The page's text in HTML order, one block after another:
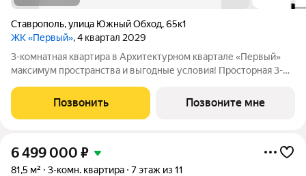
Ставрополь,улица Южный Обход,65к1
ЖК «Первый», 4 квартал 2029
3-комнатная квартира в Архитектурном квартале «Первый»
максимум пространства и выгодные условия! Просторная 3-
идеальное решение для большой семьи, тех, кто ценит личное
пространство, или для
Позвонить Позвоните мне
6 499 000 ₽
81,5 м² 3-комн. квартира 7 этаж из 11